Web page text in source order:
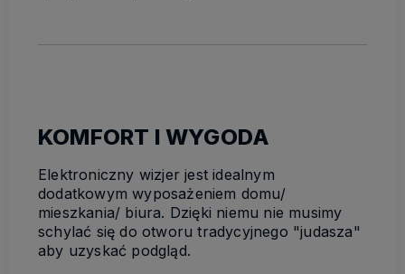
KOMFORT I WYGODA
Elektroniczny wizjer jest idealnym
dodatkowym wyposażeniem domu/
mieszkania/ biura. Dzięki niemu nie musimy
schylać się do otworu tradycyjnego "judasza"
aby uzyskać podgląd.